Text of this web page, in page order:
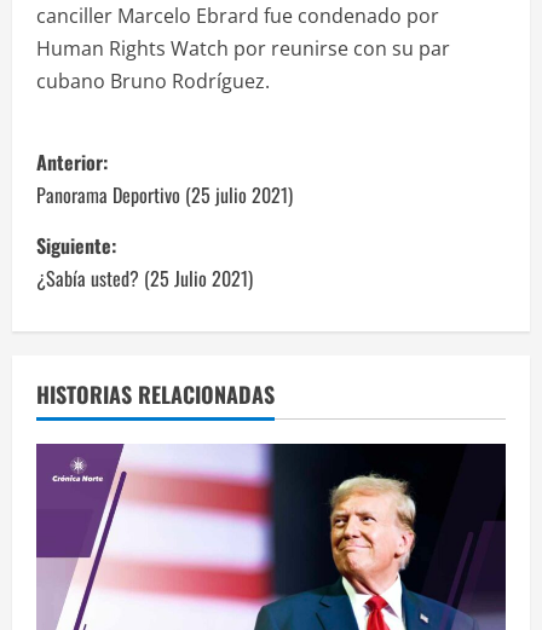
canciller Marcelo Ebrard fue condenado por
Human Rights Watch por reunirse con su par
cubano Bruno Rodríguez.
N
a
v
e
a
c
ó
Anterior:
Panorama Deportivo (25 julio 2021)
Siguiente:
¿Sabía usted? (25 Julio 2021)
HISTORIAS RELACIONADAS